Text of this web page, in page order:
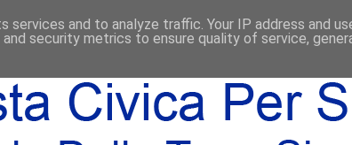
and to analyze traffic. Your IP address and
security metrics to ensure quality of service,